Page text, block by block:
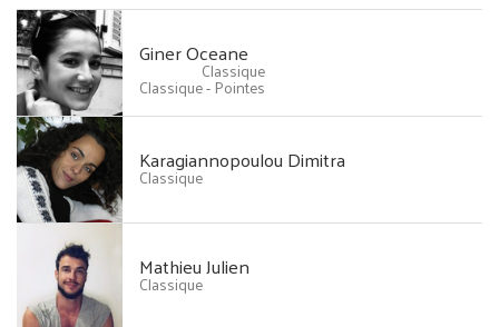
Giner Oceane
Classique
Classique - Pointes
Karagiannopoulou Dimitra
Classique
Mathieu Julien
Classique